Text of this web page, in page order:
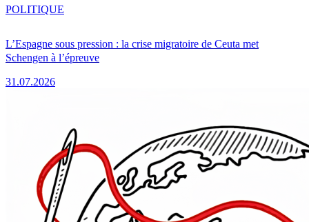
L’Espagne sous pression : la crise migratoire de Ceuta met
Schengen à l’épreuve
31.07.2026
POLITIQUE